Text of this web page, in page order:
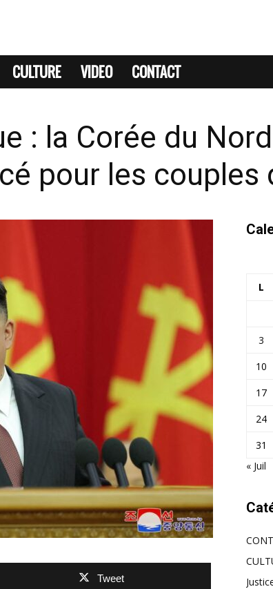
CULTURE VIDEO CONTACT
: la Corée du
pour les couples
Tweet
L
3
10
17
24
31
« Juil